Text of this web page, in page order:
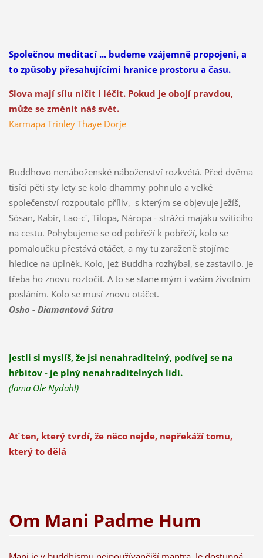
Společnou meditací ... budeme vzájemně propojeni, a
to způsoby přesahujícími hranice prostoru a času.
Slova mají sílu ničit i léčit. Pokud je obojí pravdou,
může se změnit náš svět.
Karmapa Trinley Thaye Dorje
Buddhovo nenáboženské náboženství rozkvétá. Před dvěma
tisíci pěti sty lety se kolo dhammy pohnulo a velké
společenství rozpoutalo příliv, s kterým se objevuje Ježíš,
Sósan, Kabír, Lao-c´, Tilopa, Náropa - strážci majáku svítícího
na cestu. Pohybujeme se od pobřeží k pobřeží, kolo se
pomaloučku přestává otáčet, a my tu zaraženě stojíme
hledíce na úplněk. Kolo, jež Buddha rozhýbal, se zastavilo. Je
třeba ho znovu roztočit. A to se stane mým i vaším životním
posláním. Kolo se musí znovu otáčet.
Osho - Diamantová Sútra
Jestli si myslíš, že jsi nenahraditelný, podívej se na
hřbitov - je plný nenahraditelných lidí.
(lama Ole Nydahl)
Ať ten, který tvrdí, že něco nejde, nepřekáží tomu,
který to dělá
Om Mani Padme Hum